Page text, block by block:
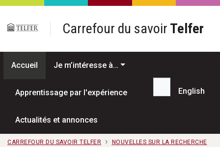
Passer au contenu principal
Carrefour du savoir Telfer
Accueil Je m’intéresse à…
Apprentissage par l'expérience
Actualités et annonces
Recherche...
English
CARREFOUR DU SAVOIR TELFER
NOUVELLES SUR LA RECHERCHE